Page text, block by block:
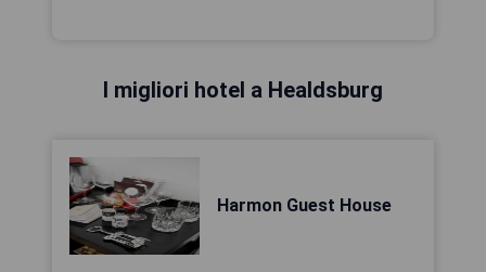
I migliori hotel a Healdsburg
Harmon Guest House